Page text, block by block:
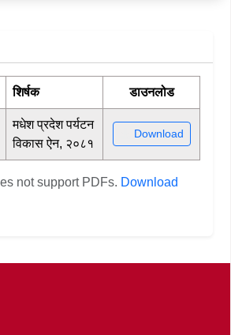
शिर्षक डाउनलोड
मधेश प्रदेश पर्यटन
विकास ऐन, २०८१
Download
not support PDFs. Download